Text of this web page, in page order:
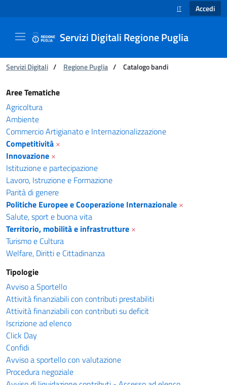
SELEZIONE
IT Accedi
Servizi Digitali Regione Puglia
Ti trovi in:
Servizi Digitali / Regione Puglia / Catalogo bandi
Catalogo bandi - Servizi Digitali Regione
Aree Tematiche
Agricoltura
Ambiente
Commercio Artigianato e Internazionalizzazione
Competitività ×
Innovazione ×
Istituzione e partecipazione
Lavoro, Istruzione e Formazione
Parità di genere
Politiche Europee e Cooperazione Internazionale ×
Salute, sport e buona vita
Territorio, mobilità e infrastrutture ×
Turismo e Cultura
Welfare, Diritti e Cittadinanza
Tipologie
Avviso a Sportello
Attività finanziabili con contributi prestabiliti
Attività finanziabili con contributi su deficit
Iscrizione ad elenco
Click Day
Confidi
Avviso a sportello con valutazione
Procedura negoziale